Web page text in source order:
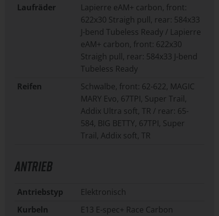
Laufräder
Lapierre eAM+ carbon, front:
622x30 Straigh pull, rear: 584x33
J-bend Tubeless Ready / Lapierre
eAM+ carbon, front: 622x30
Straigh pull, rear: 584x33 J-bend
Tubeless Ready
Reifen
Schwalbe, front: 62-622, MAGIC
MARY Evo, 67TPI, Super Trail,
Addix Ultra soft, TR / rear: 65-
584, BIG BETTY, 67TPI, Super
Trail, Addix soft, TR
ANTRIEB
Antriebstyp
Elektronisch
Kurbeln
E13 E-spec+ Race Carbon